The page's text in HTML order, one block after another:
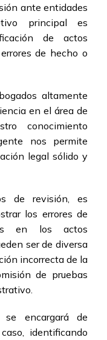
ante entidades
principal es
de actos
de hecho o
altamente
en el área de
conocimiento
nos permite
legal sólido y
de revisión, es
los errores de
en los actos
ser de diversa
incorrecta de la
de pruebas
se encargará de
identificando